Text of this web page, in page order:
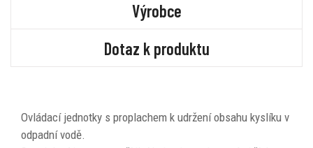
Výrobce
Dotaz k produktu
Ovládací jednotky s proplachem k udržení obsahu kyslíku v
odpadní vodě.